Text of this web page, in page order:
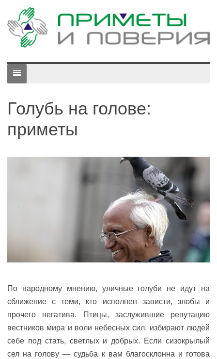
Голубь на голове:
приметы
По народному мнению, уличные голуби не идут на
сближение с теми, кто исполнен зависти, злобы и
прочего негатива. Птицы, заслужившие репутацию
вестников мира и воли небесных сил, избирают людей
себе под стать, светлых и добрых. Если сизокрылый
сел на голову — судьба к вам благосклонна и готова